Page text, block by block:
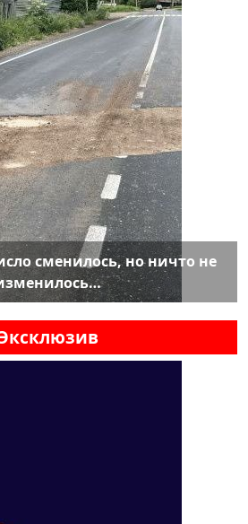
сменилось, но ничто не